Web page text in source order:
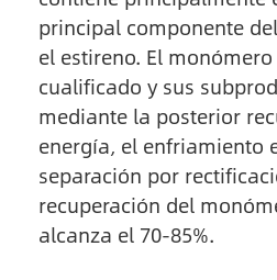
principal componente
el estireno. El
cualificado y sus
mediante la posterior
energía, el enfriamiento
separación por
recuperación del
alcanza el 70-85%.